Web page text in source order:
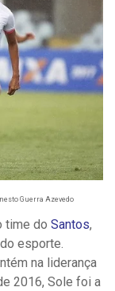
Guerra Azevedo
time do Santos,
esporte.
na liderança
2016, Sole foi a